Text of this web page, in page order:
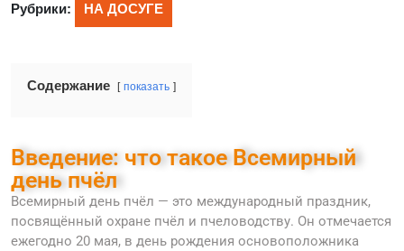
Рубрики: НА ДОСУГЕ
Содержание показать
Введение: что такое Всемирный
день пчёл
Всемирный день пчёл — это международный праздник,
посвящённый охране пчёл и пчеловодству. Он отмечается
ежегодно 20 мая, в день рождения основоположника